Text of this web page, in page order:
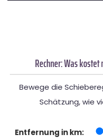
Rechner: Was
Bewege die
Schätzung, wie
Entfernung in km: